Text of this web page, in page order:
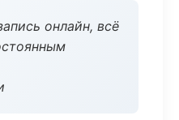
онлайн, всё